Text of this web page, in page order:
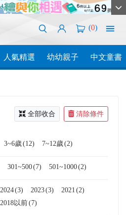
(0)
人氣精選 幼幼親子 中文童書
全部收合 清除條件
3~6歲(12) 7~12歲(2)
301~500(7) 501~1000(2)
2024(3) 2023(3) 2021 (2)
2018以前(7)